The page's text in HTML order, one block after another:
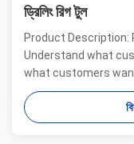
ড্রিলিং রিগ টুল
Product Description:
Understand what
what customers
bars for drill rigs of
provide one-stop
construction users.